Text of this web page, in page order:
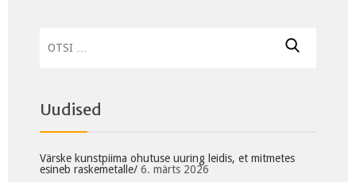
Uudised
Värske kunstpiima ohutuse uuring leidis, et mitmetes
esineb raskemetalle/ 6. märts 2026